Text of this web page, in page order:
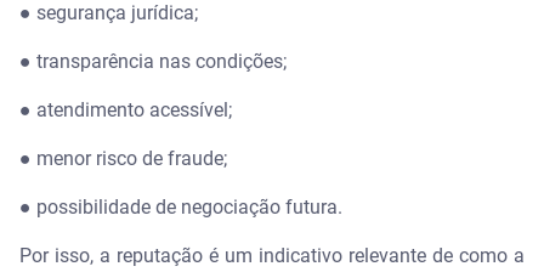
● segurança jurídica;
● transparência nas condições;
● atendimento acessível;
● menor risco de fraude;
● possibilidade de negociação futura.
Por isso, a reputação é um indicativo relevante de como a